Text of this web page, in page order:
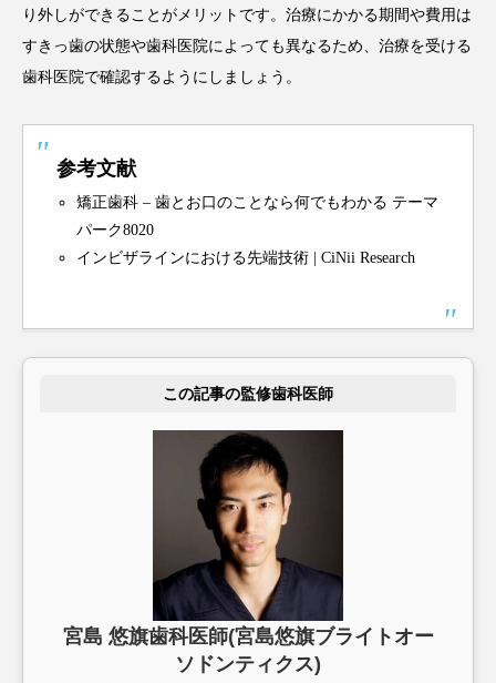
り外しができることがメリットです。治療にかかる期間や費用は
すきっ歯の状態や歯科医院によっても異なるため、治療を受ける
歯科医院で確認するようにしましょう。
参考文献
矯正歯科 – 歯とお口のことなら何でもわかる テーマ
パーク8020
インビザラインにおける先端技術 | CiNii Research
この記事の監修歯科医師
宮島 悠旗歯科医師(宮島悠旗ブライトオー
ソドンティクス)